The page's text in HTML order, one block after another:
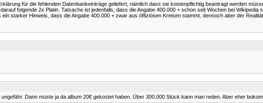
für die fehlenden Datenbankeinträge geliefert, nämlich dass sie kostenpflichtig beantragt werden
folgende 2x Platin. Tatsache ist jedenfalls, dass die Angabe 400.000 + schon seit Wochen bei Wikipedia
starker Hinweis, dass die Angabe 400.000 + zwar aus öffiziösen Kreisen stammt, dennoch aber der
Dann müste ja da album 20€ gekostet haben. Über 300.000 Stück kann man reden. Aber eher